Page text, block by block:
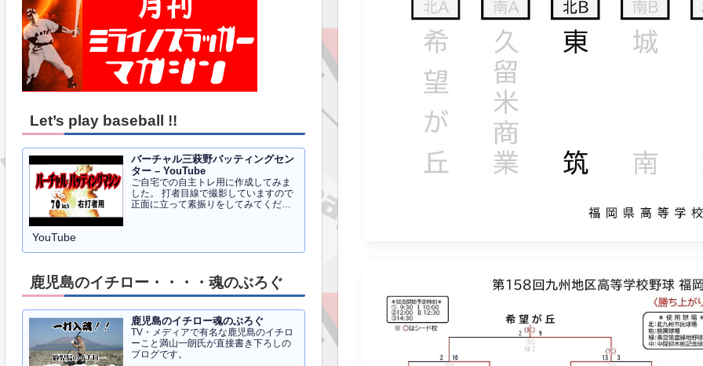
Let’s play baseball !!
バーチャル三萩野バッティングセン
ター – YouTube
ご自宅での自主トレ用に作成してみま
した。 打者目線で撮影していますので
正面に立って素振りをしてみてくださ
YouTube
鹿児島のイチロー・・・・魂のぶろぐ
鹿児島のイチロー魂のぶろぐ
TV・メディアで有名な鹿児島のイチロ
ーこと満山一朗氏が直接書き下ろしの
ブログです。